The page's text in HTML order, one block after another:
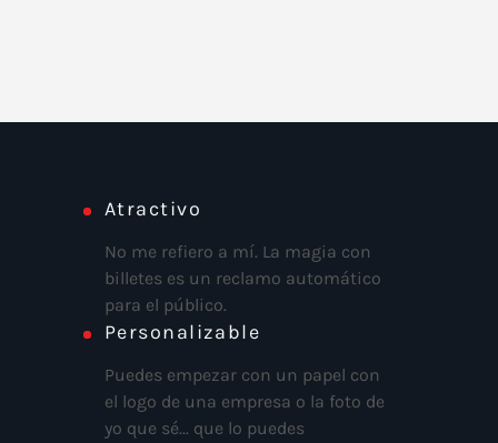
Atractivo
No me refiero a mí. La magia con
billetes es un reclamo automático
para el público.
Personalizable
Puedes empezar con un papel con
el logo de una empresa o la foto de
yo que sé... que lo puedes